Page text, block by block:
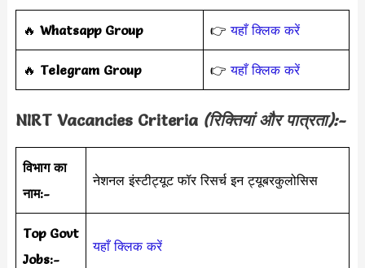
‎️‍🔥 Whatsapp Group 👉यहाँ क्लिक करें
‎️‍🔥 Telegram Group 👉यहाँ क्लिक करें
NIRT Vacancies Criteria (रिक्तियां और पात्रता):-
विभाग का
नाम:-
नेशनल इंस्टीट्यूट फॉर रिसर्च इन ट्यूबरकुलोसिस
Top Govt
Jobs:-
यहाँ क्लिक करें